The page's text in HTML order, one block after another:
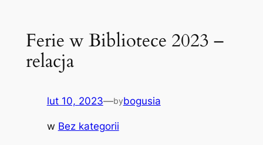
Ferie w Bibliotece 2023 –
relacja
lut 10, 2023—bybogusia
w Bez kategorii